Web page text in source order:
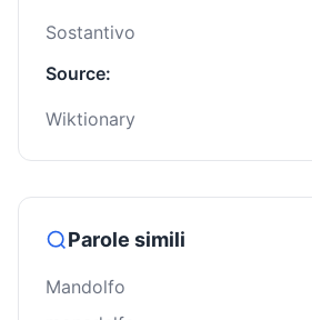
Sostantivo
Source:
Wiktionary
Parole simili
Mandolfo